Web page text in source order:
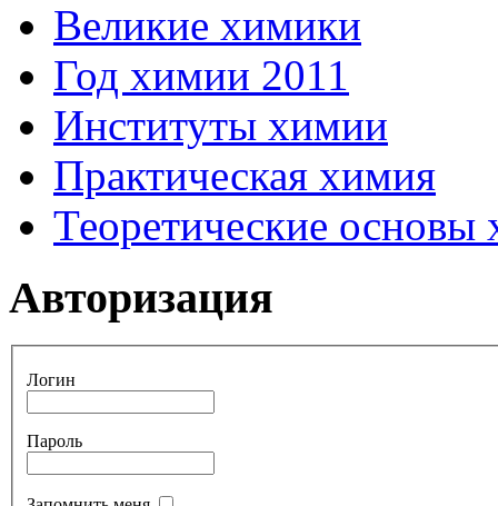
Великие химики
Год химии 2011
Институты химии
Практическая химия
Теоретические основы
Авторизация
Логин
Пароль